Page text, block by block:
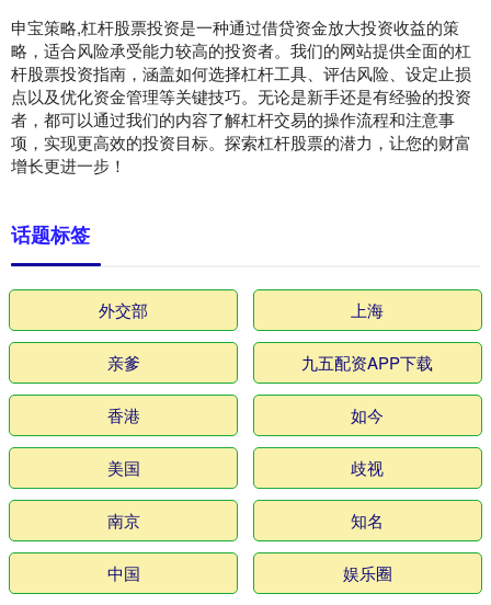
申宝策略,杠杆股票投资是一种通过借贷资金放大投资收益的策
略，适合风险承受能力较高的投资者。我们的网站提供全面的杠
杆股票投资指南，涵盖如何选择杠杆工具、评估风险、设定止损
点以及优化资金管理等关键技巧。无论是新手还是有经验的投资
者，都可以通过我们的内容了解杠杆交易的操作流程和注意事
项，实现更高效的投资目标。探索杠杆股票的潜力，让您的财富
增长更进一步！
话题标签
外交部 上海
亲爹 九五配资APP下载
香港 如今
美国 歧视
南京 知名
中国 娱乐圈